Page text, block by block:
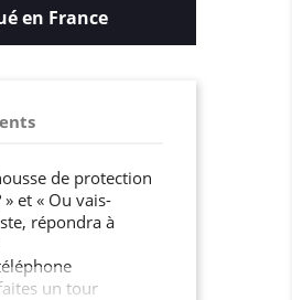
en France
de protection
et « Ou vais-
répondra à
un tour